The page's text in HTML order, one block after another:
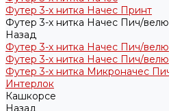
Футер 3-х нитка Начес Принт
Футер 3-х нитка Начес Пич/
Назад
Футер 3-х нитка Начес Пич/
Футер 3-х нитка Начес Пич/
Футер 3-х нитка Микроначес
Интерлок
Кашкорсе
Назад